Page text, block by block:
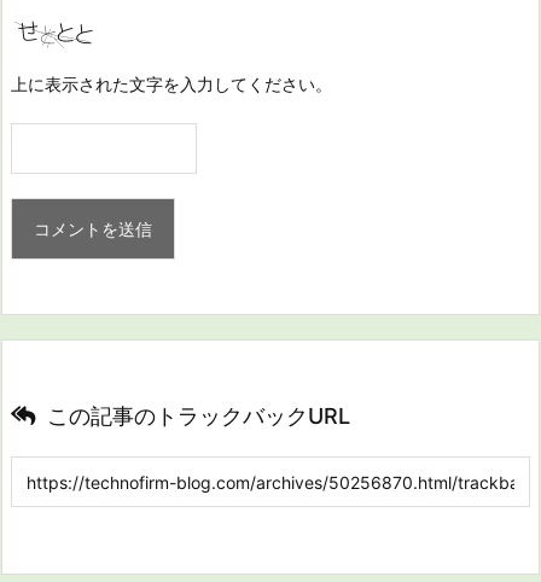
上に表示された文字を入力してください。
この記事のトラックバックURL